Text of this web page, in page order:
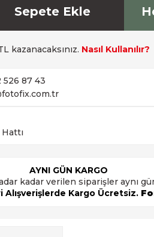
Sepete Ekle
kazanacaksınız. Nasıl Kullanılır?
526 87 43
AYNI GÜN KARGO
kadar verilen siparişler aynı
Alışverişlerde Kargo Ücretsiz.